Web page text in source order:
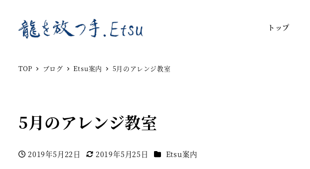
トップ
TOP ブログ Etsu案内 5月のアレンジ教室
5月のアレンジ教室
投稿日
2019年5月22日
更新日
2019年5月25日 カテゴリー
Etsu案内